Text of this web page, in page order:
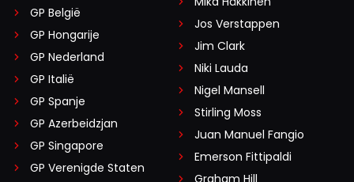
GP België
GP Hongarije
GP Nederland
GP Italië
GP Spanje
GP Azerbeidzjan
GP Singapore
GP Verenigde Staten
Jos Verstappen
Jim Clark
Niki Lauda
Nigel Mansell
Stirling Moss
Juan Manuel Fangio
Emerson Fittipaldi